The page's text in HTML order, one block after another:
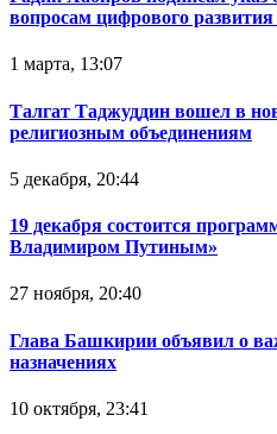
вопросам цифрового
1 марта, 13:07
Талгат Таджуддин вошел в
религиозным объединениям
5 декабря, 20:44
19 декабря состоится
Владимиром Путиным»
27 ноября, 20:40
Глава Башкирии объявил о
назначениях
10 октября, 23:41